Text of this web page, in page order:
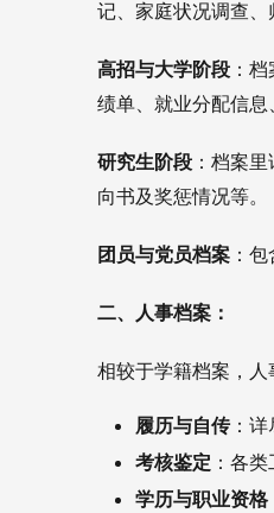
记、家庭状况调查、
高招与大学阶段 ：
绩单、就业分配信息
研究生阶段 ：档案
向书及奖惩情况等。
团员与党员档案 ：
二、人事档案：
相较于学籍档案，人
履历与自传：详
考核鉴定 ：各
学历与职业资格